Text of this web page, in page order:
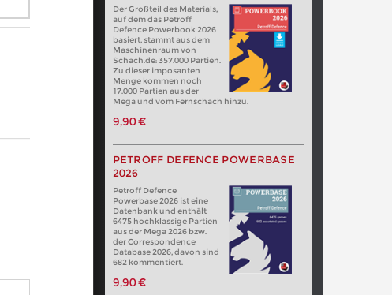
Der Großteil des Materials,
auf dem das Petroff
Defence Powerbook 2026
basiert, stammt aus dem
Maschinenraum von
Schach.de: 357.000 Partien.
Zu dieser imposanten
Menge kommen noch
17.000 Partien aus der
Mega und vom Fernschach hinzu.
9,90 €
PETROFF DEFENCE POWERBASE
2026
Petroff Defence
Powerbase 2026 ist eine
Datenbank und enthält
6475 hochklassige Partien
aus der Mega 2026 bzw.
der Correspondence
Database 2026, davon sind
682 kommentiert.
9,90 €